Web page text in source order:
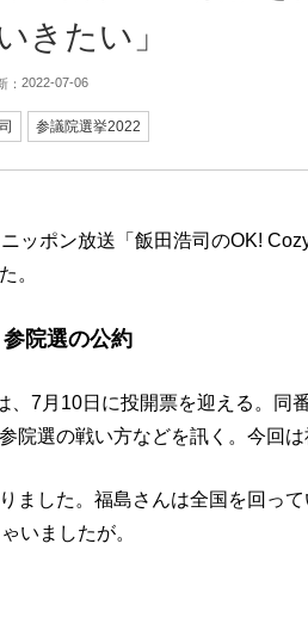
きたい」
： 2022-07-06
参議院選挙2022
ッポン放送「飯田浩司のOK!
。
院選の公約
、7月10日に投開票を迎える。同
院選の戦い方などを訊く。今回は
ました。福島さんは全国を回って
いましたが。